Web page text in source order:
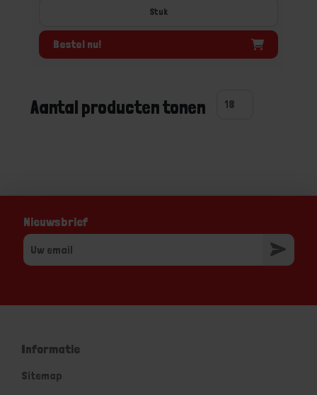
Stuk
Bestel nu!
Aantal producten tonen
Nieuwsbrief
Informatie
Sitemap